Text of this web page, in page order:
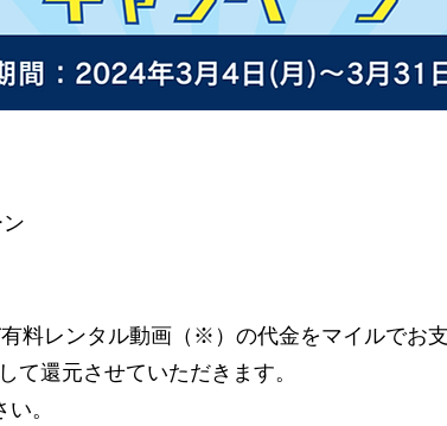
料レンタル動画（※）の代金をマイルでお支
て還元させていただきます。
。